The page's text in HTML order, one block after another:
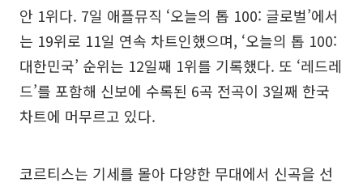
안 1위다. 7일 애플뮤직 ‘오늘의 톱 100: 글로벌’에서
는 19위로 11일 연속 차트인했으며, ‘오늘의 톱 100:
대한민국’ 순위는 12일째 1위를 기록했다. 또 ‘레드레
드’를 포함해 신보에 수록된 6곡 전곡이 3일째 한국
차트에 머무르고 있다.
코르티스는 기세를 몰아 다양한 무대에서 신곡을 선